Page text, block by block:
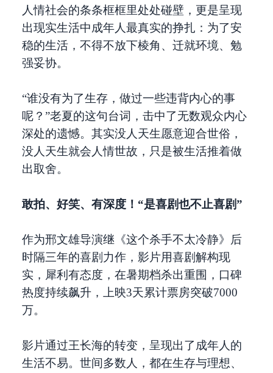
人情社会的条条框框里处处碰壁，更是呈现
出现实生活中成年人最真实的挣扎：为了安
稳的生活，不得不放下棱角、迁就环境、勉
强妥协。
“谁没有为了生存，做过一些违背内心的事
呢？”老夏的这句台词，击中了无数观众内心
深处的遗憾。其实没人天生愿意迎合世俗，
没人天生就会人情世故，只是被生活推着做
出取舍。
敢拍、好笑、有深度！“是喜剧也不止喜剧”
作为邢文雄导演继《这个杀手不太冷静》后
时隔三年的喜剧力作，影片用喜剧解构现
实，犀利有态度，在暑期档杀出重围，口碑
热度持续飙升，上映3天累计票房突破7000
万。
影片通过王长海的转变，呈现出了成年人的
生活不易。世间多数人，都在生存与理想、